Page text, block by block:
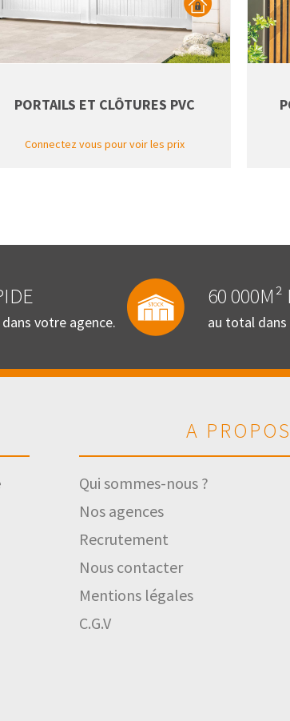
PORTAILS ET CLÔTURES PVC
Connectez vous pour voir les prix
votre agence.
60 000M²
au total dans
A PROPOS
Qui sommes-nous ?
Nos agences
Recrutement
Nous contacter
Mentions légales
C.G.V